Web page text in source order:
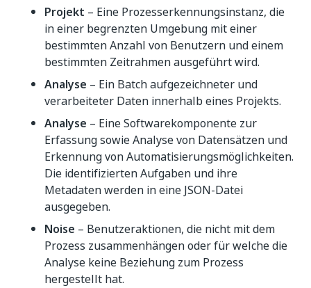
Projekt – Eine Prozesserkennungsinstanz, die
in einer begrenzten Umgebung mit einer
bestimmten Anzahl von Benutzern und einem
bestimmten Zeitrahmen ausgeführt wird.
Analyse – Ein Batch aufgezeichneter und
verarbeiteter Daten innerhalb eines Projekts.
Analyse – Eine Softwarekomponente zur
Erfassung sowie Analyse von Datensätzen und
Erkennung von Automatisierungsmöglichkeiten.
Die identifizierten Aufgaben und ihre
Metadaten werden in eine JSON-Datei
ausgegeben.
Noise – Benutzeraktionen, die nicht mit dem
Prozess zusammenhängen oder für welche die
Analyse keine Beziehung zum Prozess
hergestellt hat.